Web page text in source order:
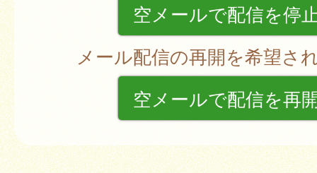
空メールで配信を停
メール配信の再開を希望さ
空メールで配信を再